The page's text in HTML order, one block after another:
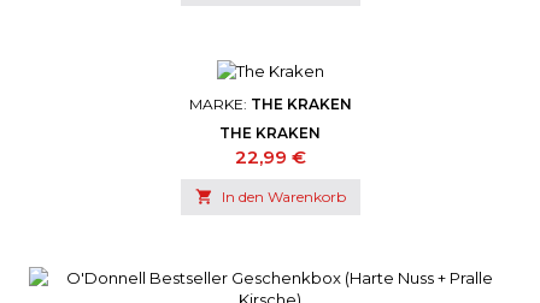
MARKE: THE KRAKEN
THE KRAKEN
Preis
22,99 €
 In den Warenkorb